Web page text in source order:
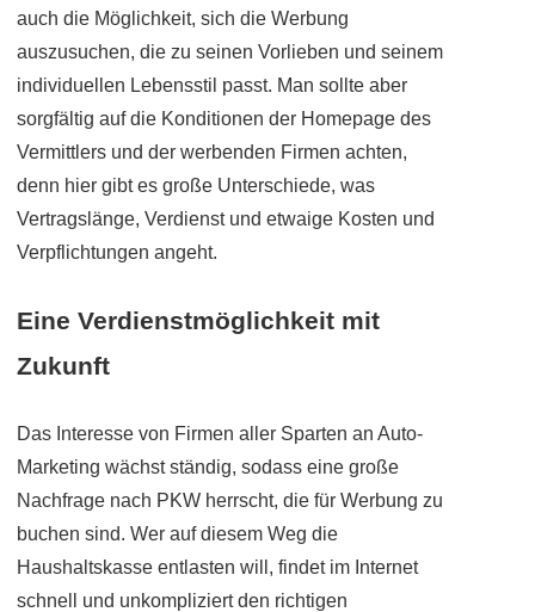
auch die Möglichkeit, sich die Werbung
auszusuchen, die zu seinen Vorlieben und seinem
individuellen Lebensstil passt. Man sollte aber
sorgfältig auf die Konditionen der Homepage des
Vermittlers und der werbenden Firmen achten,
denn hier gibt es große Unterschiede, was
Vertragslänge, Verdienst und etwaige Kosten und
Verpflichtungen angeht.
Eine Verdienstmöglichkeit mit
Zukunft
Das Interesse von Firmen aller Sparten an Auto-
Marketing wächst ständig, sodass eine große
Nachfrage nach PKW herrscht, die für Werbung zu
buchen sind. Wer auf diesem Weg die
Haushaltskasse entlasten will, findet im Internet
schnell und unkompliziert den richtigen